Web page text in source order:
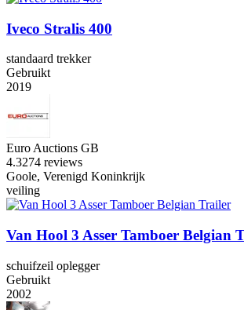
Iveco Stralis 400
standaard trekker
Gebruikt
2019
Euro Auctions GB
4.3274 reviews
Goole, Verenigd Koninkrijk
veiling
Van Hool 3 Asser Tamboer Belgian
schuifzeil oplegger
Gebruikt
2002